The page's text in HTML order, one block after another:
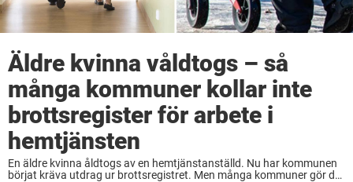
Äldre kvinna våldtogs – så
många kommuner kollar inte
brottsregister för arbete i
hemtjänsten
En äldre kvinna åldtogs av en hemtjänstanställd. Nu har kommunen
börjat kräva utdrag ur brottsregistret. Men många kommuner gör det